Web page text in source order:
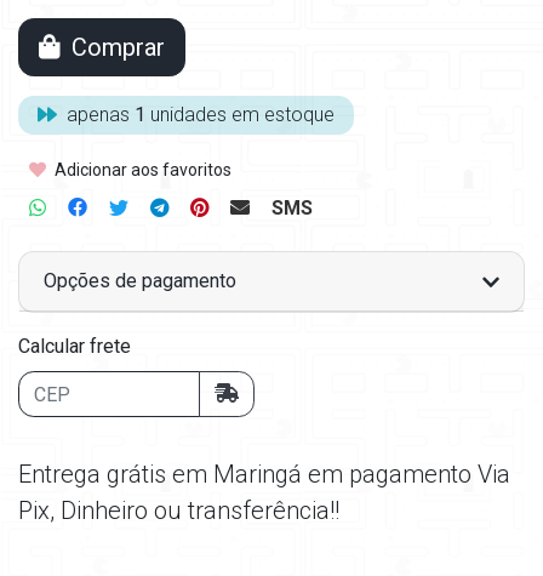
Comprar
apenas 1 unidades em estoque
Adicionar aos favoritos
SMS
Opções de pagamento
Calcular frete
Entrega grátis em Maringá em pagamento Via
Pix, Dinheiro ou transferência!!